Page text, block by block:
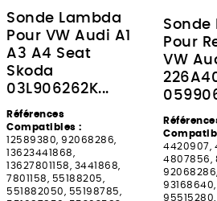
Sonde Lambda
Pour VW Audi A1
A3 A4 Seat
Skoda
03L906262K...
Références
Compatibles :
12589380, 92068286,
13623441868,
13627801158, 3441868,
7801158, 55188205,
551882050, 55198785,
Sonde
Pour
VW
4420907,
4807856,
92068286,